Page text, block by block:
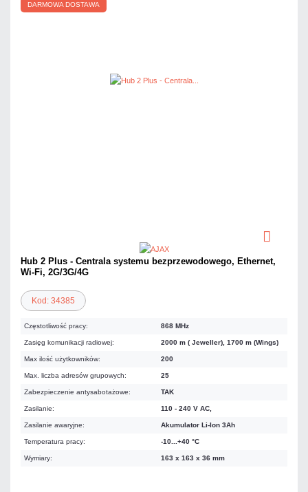
DARMOWA DOSTAWA
Hub 2 Plus - Centrala systemu bezprzewodowego, Ethernet,
Wi-Fi, 2G/3G/4G
Kod: 34385
Częstotliwość pracy: 868 MHz
Zasięg komunikacji radiowej: 2000 m ( Jeweller), 1700 m (Wings)
Max ilość użytkowników: 200
Max. liczba adresów grupowych: 25
Zabezpieczenie antysabotażowe: TAK
Zasilanie: 110 - 240 V AC,
Zasilanie awaryjne: Akumulator Li-Ion 3Ah
Temperatura pracy: -10...+40 °C
Wymiary: 163 x 163 x 36 mm